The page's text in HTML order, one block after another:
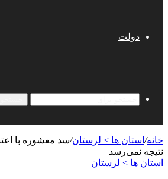
دولت
خانه/ استان ها > لرستان/سد معشوره ‌با
نتیجه نمی‌رسد
استان ها > لرستان